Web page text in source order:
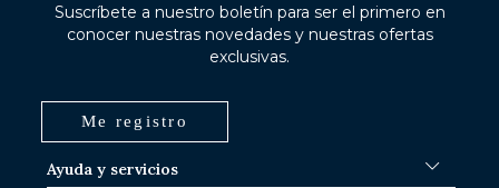
Ayuda y servicios
Suscríbete a nuestro boletín para ser el primero en
conocer nuestras novedades y nuestras ofertas
exclusivas.
Me registro